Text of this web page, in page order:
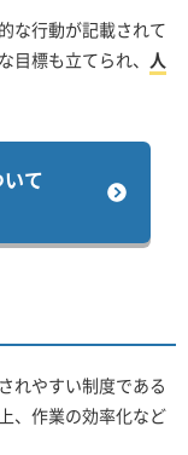
な行動が記載されて
標も立てられ、 人
て
れやすい制度である
、作業の効率化など